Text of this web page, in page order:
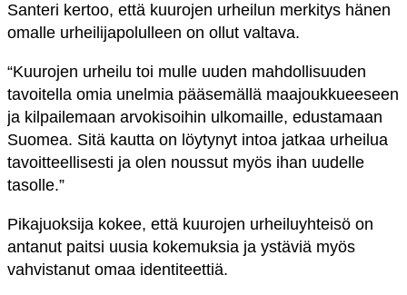
Santeri kertoo, että kuurojen urheilun merkitys hänen
omalle urheilijapolulleen on ollut valtava.
“Kuurojen urheilu toi mulle uuden mahdollisuuden
tavoitella omia unelmia pääsemällä maajoukkueeseen
ja kilpailemaan arvokisoihin ulkomaille, edustamaan
Suomea. Sitä kautta on löytynyt intoa jatkaa urheilua
tavoitteellisesti ja olen noussut myös ihan uudelle
tasolle.”
Pikajuoksija kokee, että kuurojen urheiluyhteisö on
antanut paitsi uusia kokemuksia ja ystäviä myös
vahvistanut omaa identiteettiä.